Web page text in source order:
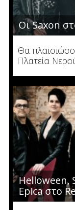
Οι Saxon
Θα
Πλατεία
Helloween,
Epica στο